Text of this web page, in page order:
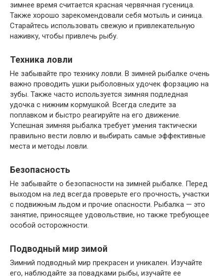
зимнее время считается красная червячная гусеница.
Также хорошо зарекомендовали себя мотыль и синица.
Старайтесь использовать свежую и привлекательную
наживку, чтобы привлечь рыбу.
Техника ловли
Не забывайте про технику ловли. В зимней рыбалке очень
важно проводить ушки рыболовных удочек форзацию на
зубы. Также часто используется зимняя подледная
удочка с нижним кормушкой. Всегда следите за
поплавком и быстро реагируйте на его движение.
Успешная зимняя рыбалка требует умения тактически
правильно вести ловлю и выбирать самые эффективные
места и методы ловли.
Безопасность
Не забывайте о безопасности на зимней рыбалке. Перед
выходом на лед всегда проверьте его прочность, участки
с подвижным льдом и прочие опасности. Рыбалка — это
занятие, приносящее удовольствие, но также требующее
особой осторожности.
Подводный мир зимой
Зимний подводный мир прекрасен и уникален. Изучайте
его, наблюдайте за повадками рыбы, изучайте ее